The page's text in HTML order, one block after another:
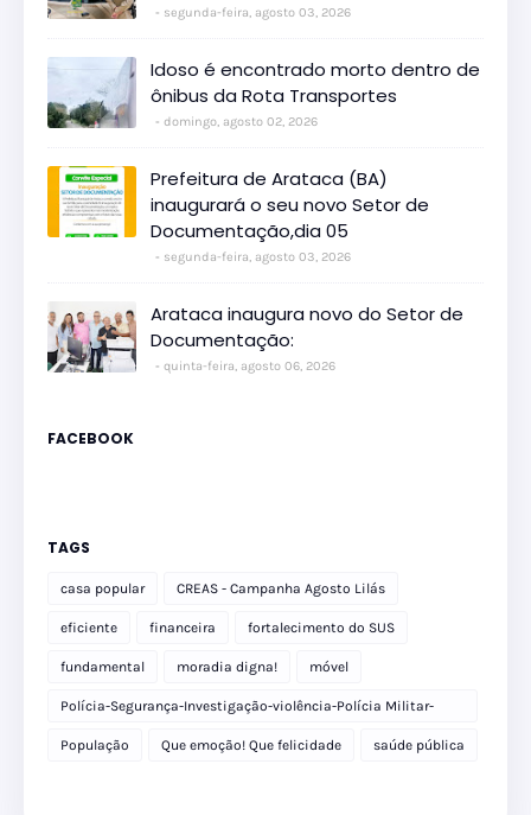
segunda-feira, agosto 03, 2026
Idoso é encontrado morto dentro de
ônibus da Rota Transportes
domingo, agosto 02, 2026
Prefeitura de Arataca (BA)
inaugurará o seu novo Setor de
Documentação,dia 05
segunda-feira, agosto 03, 2026
Arataca inaugura novo do Setor de
Documentação:
quinta-feira, agosto 06, 2026
FACEBOOK
TAGS
casa popular CREAS - Campanha Agosto Lilás
eficiente financeira fortalecimento do SUS
fundamental moradia digna! móvel
Polícia-Segurança-Investigação-violência-Polícia Militar-
delegacia
População Que emoção! Que felicidade saúde pública